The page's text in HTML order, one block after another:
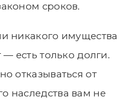
сроков.
никакого имущества
— есть только долги.
отказываться от
наследства вам не